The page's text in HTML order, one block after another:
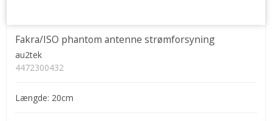
Fakra/ISO phantom antenne strømforsyning
au2tek
4472300432
Længde: 20cm